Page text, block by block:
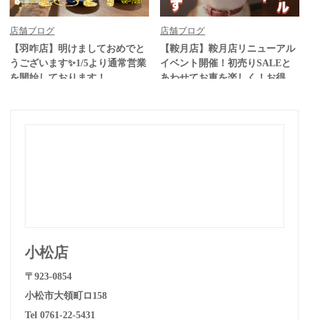
店舗ブログ
【羽咋店】明けましておめでと
うございます✨1/5より通常営業
を開始しております！
店舗ブログ
【鞍月店】鞍月店リニューアル
イベント開催！初売りSALEと
あわせてお車を楽しく！お得
小松店
〒923-0854
小松市大領町ロ158
Tel 0761-22-5431